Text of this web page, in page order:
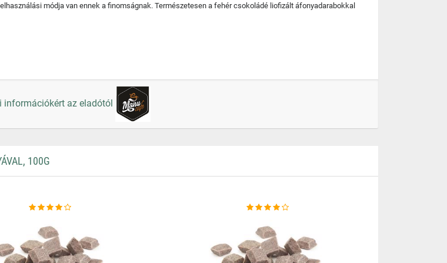
módja van ennek a finomságnak. Természetesen a fehér csokoládé liofizált áfonyadarabokkal
információkért az eladótól
100G